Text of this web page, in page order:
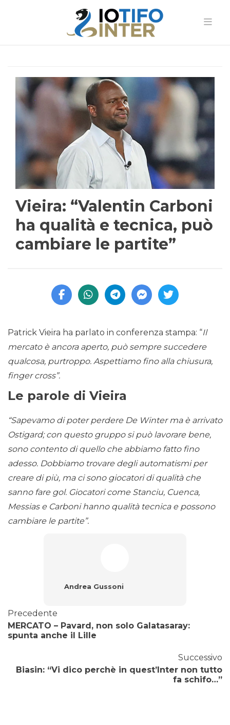
Vieira: “Valentin Carboni
ha qualità e tecnica, può
cambiare le partite”
Patrick Vieira ha parlato in conferenza stampa: “Il
mercato è ancora aperto, può sempre succedere
qualcosa, purtroppo. Aspettiamo fino alla chiusura,
finger cross”.
Le parole di Vieira
“Sapevamo di poter perdere De Winter ma è arrivato
Ostigard; con questo gruppo si può lavorare bene,
sono contento di quello che abbiamo fatto fino
adesso. Dobbiamo trovare degli automatismi per
creare di più, ma ci sono giocatori di qualità che
sanno fare gol. Giocatori come Stanciu, Cuenca,
Messias e Carboni hanno qualità tecnica e possono
cambiare le partite”.
Andrea Gussoni
Precedente
MERCATO – Pavard, non solo Galatasaray:
spunta anche il Lille
Successivo
Biasin: “Vi dico perchè in quest’Inter non tutto
fa schifo…”